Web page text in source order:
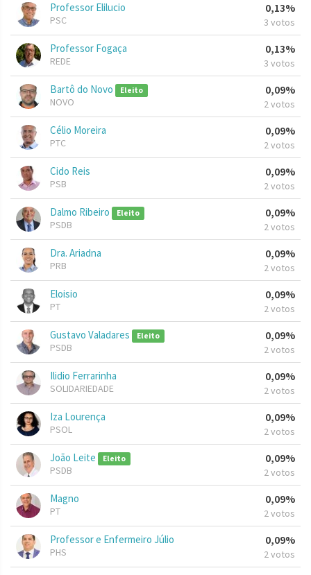
Professor Elilucio
PSC
0,13%
3 votos
Professor Fogaça
REDE
0,13%
3 votos
Bartô do Novo Eleito
NOVO
0,09%
2 votos
Célio Moreira
PTC
0,09%
2 votos
Cido Reis
PSB
0,09%
2 votos
Dalmo Ribeiro Eleito
PSDB
0,09%
2 votos
Dra. Ariadna
PRB
0,09%
2 votos
Eloisio
PT
0,09%
2 votos
Gustavo Valadares Eleito
PSDB
0,09%
2 votos
Ilidio Ferrarinha
SOLIDARIEDADE
0,09%
2 votos
Iza Lourença
PSOL
0,09%
2 votos
João Leite Eleito
PSDB
0,09%
2 votos
Magno
PT
0,09%
2 votos
Professor e Enfermeiro Júlio
PHS
0,09%
2 votos